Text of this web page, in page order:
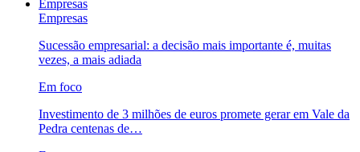
Empresas
Empresas
Sucessão empresarial: a decisão mais importante é, muitas
vezes, a mais adiada
Em foco
Investimento de 3 milhões de euros promete gerar em Vale da
Pedra centenas de…